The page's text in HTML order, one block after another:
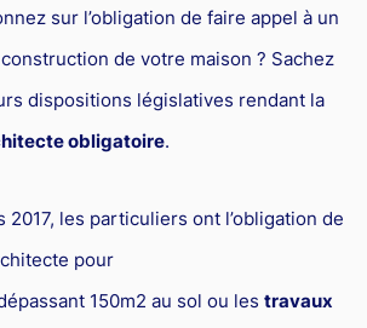
nouvelles technologies
et des énergies renouvelables
sur l’obligation de faire appel à un
de votre maison ? Sachez
dispositions législatives rendant la
obligatoire.
2017, les particuliers ont l’obligation de
pour
150m2 au sol ou lestravaux